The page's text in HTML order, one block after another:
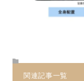
関連記事一覧